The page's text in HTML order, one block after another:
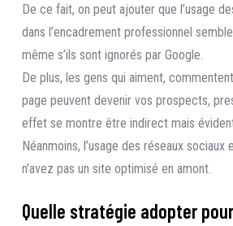
De ce fait, on peut ajouter que l’usage
dans l’encadrement professionnel
même s’ils sont ignorés par Google.
De plus, les gens qui aiment,
page peuvent devenir vos prospects,
effet se montre être indirect mais
Néanmoins, l’usage des réseaux sociaux
n’avez pas un site optimisé en amont.
Quelle stratégie adopter